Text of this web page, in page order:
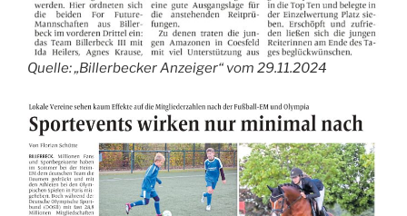
Quelle: „Billerbecker Anzeiger“ vom 29.11.2024